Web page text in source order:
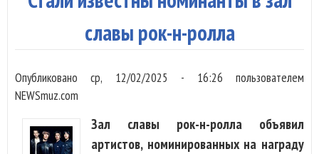
славы рок-н-ролла
Опубликованоср, 12/02/2025 - 16:26 пользователем
NEWSmuz.com
Зал славы рок-н-ролла объявил
артистов, номинированных на награду